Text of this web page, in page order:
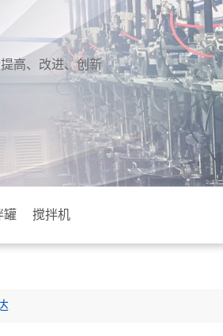
高、改进、创新
罐 搅拌机